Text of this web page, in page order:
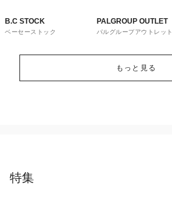
B.C STOCK
ベーセーストック
PALGROUP OUTLET
パルグループアウトレット
もっと見る
特集